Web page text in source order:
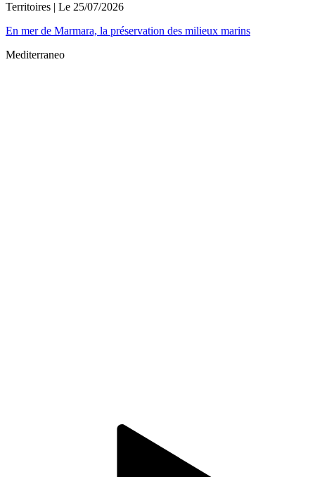
Territoires | Le 25/07/2026
En mer de Marmara, la préservation des milieux marins
Mediterraneo